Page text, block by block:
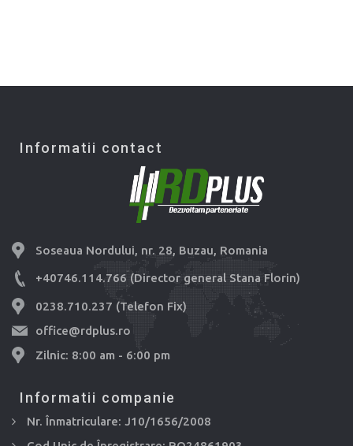
Informatii contact
Soseaua Nordului, nr. 28, Buzau, Romania
+40746.114.766 (Director general Stana Florin)
0238.710.237 (Telefon Fix)
office@rdplus.ro
Zilnic: 8:00 am - 6:00 pm
Informatii companie
Nr. Înmatriculare: J10/1656/2008